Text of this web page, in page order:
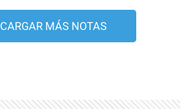
CARGAR MÁS NOTAS